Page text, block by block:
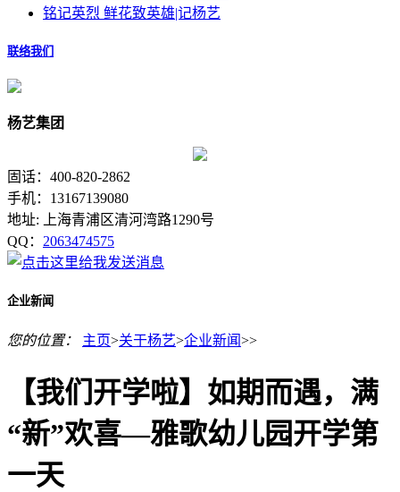
铭记英烈 鲜花致英雄|记杨艺
联络我们
杨艺集团
固话：400-820-2862
手机：13167139080
地址: 上海青浦区清河湾路1290号
QQ： 2063474575
企业新闻
您的位置： 主页>关于杨艺>企业新闻>>
【我们开学啦】如期而遇，满
“新”欢喜—雅歌幼儿园开学第
一天